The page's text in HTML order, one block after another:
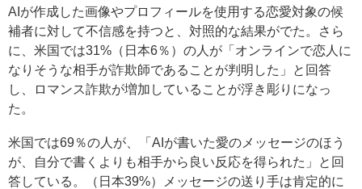
AIが作成した画像やプロフィールを使用する恋愛対象の候
補者に対して不信感を持つと、対照的な結果がでた。さら
に、米国では31%（日本6％）の人が「オンラインで恋人に
なりそうな相手が詐欺師であることが判明した」と回答
し、ロマンス詐欺が増加していることが浮き彫りになっ
た。
米国では69％の人が、「AIが書いた愛のメッセージのほう
が、自分で書くよりも相手から良い反応を得られた」と回
答している。（日本39%）メッセージの送り手は肯定的に